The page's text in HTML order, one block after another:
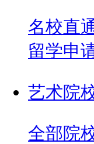
名校直
留学申
艺术院
全部院